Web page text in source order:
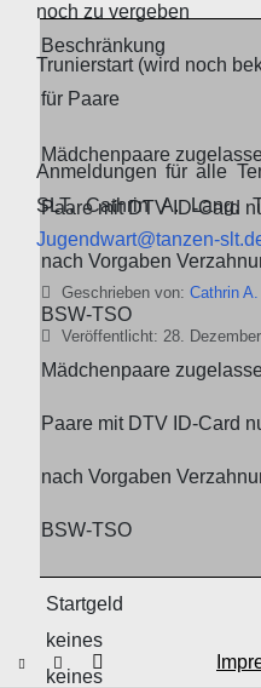
Beschränkung
für Paare
Mädchenpaare
Paare mit DTV ID-Card
nach Vorgaben
BSW-TSO
Mädchenpaare
Paare mit DTV ID-Card
nach Vorgaben
BSW-TSO
Startgeld
keines
keines
noch zu vergeben
Trunierstart (wird noch
Anmeldungen für alle
SLT, Cathrin A. Lang,
Jugendwart@tanzen-
DetailsGeschrieben von: Cathrin
Veröffentlicht: 28.